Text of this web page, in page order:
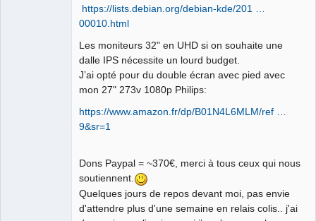
https://lists.debian.org/debian-kde/201 …
00010.html
Les moniteurs 32" en UHD si on souhaite une
dalle IPS nécessite un lourd budget.
J’ai opté pour du double écran avec pied avec
mon 27" 273v 1080p Philips:
https://www.amazon.fr/dp/B01N4L6MLM/ref …
9&sr=1
Dons Paypal = ~370€, merci à tous ceux qui nous
soutiennent.
Quelques jours de repos devant moi, pas envie
d'attendre plus d'une semaine en relais colis.. j'ai